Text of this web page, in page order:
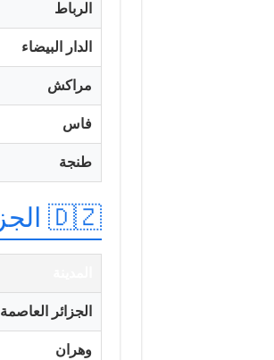
الرباط
الدار البيضاء
مراكش
فاس
طنجة
🇩🇿 الجزائر
الجزائر العاصمة
وهران